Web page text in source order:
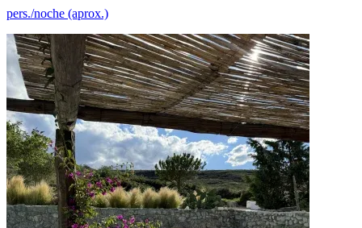
pers./noche (aprox.)